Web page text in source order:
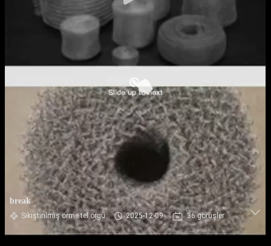
break
Sıkıştırılmış örme tel örgü 2025-12-09 36 görüşler